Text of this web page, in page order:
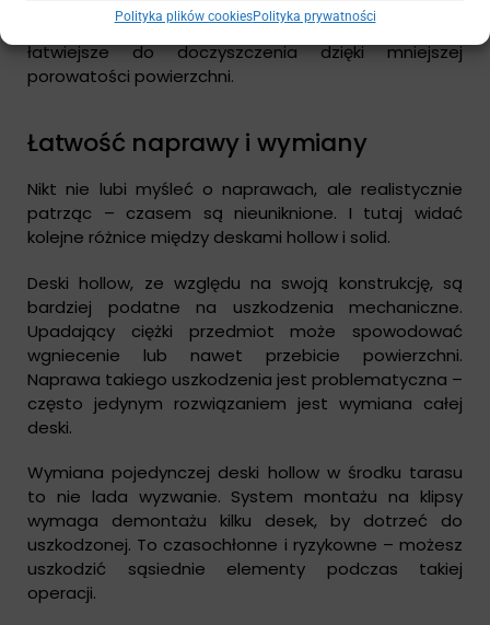
Polityka plików cookiesPolityka prywatności
środkami do kompozytów. Deski solid są nieco
łatwiejsze do doczyszczenia dzięki mniejszej
porowatości powierzchni.
Łatwość naprawy i wymiany
Nikt nie lubi myśleć o naprawach, ale realistycznie
patrząc – czasem są nieuniknione. I tutaj widać
kolejne różnice między deskami hollow i solid.
Deski hollow, ze względu na swoją konstrukcję, są
bardziej podatne na uszkodzenia mechaniczne.
Upadający ciężki przedmiot może spowodować
wgniecenie lub nawet przebicie powierzchni.
Naprawa takiego uszkodzenia jest problematyczna –
często jedynym rozwiązaniem jest wymiana całej
deski.
Wymiana pojedynczej deski hollow w środku tarasu
to nie lada wyzwanie. System montażu na klipsy
wymaga demontażu kilku desek, by dotrzeć do
uszkodzonej. To czasochłonne i ryzykowne – możesz
uszkodzić sąsiednie elementy podczas takiej
operacji.